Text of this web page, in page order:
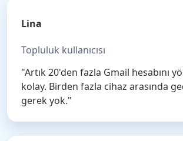
Lina
Topluluk kullanıcısı
"Artık 20'den fazla Gmail hesabını
kolay. Birden fazla cihaz arasında
gerek yok."